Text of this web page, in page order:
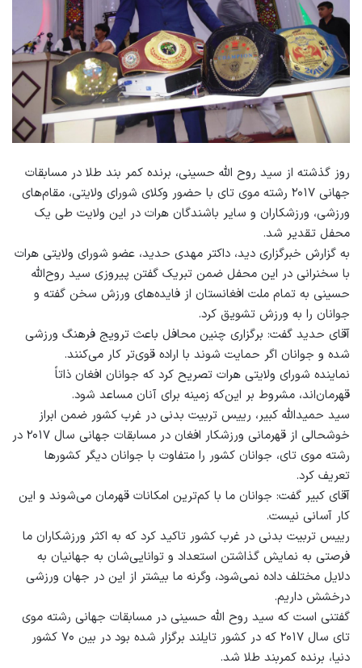
روز گذشته از سید روح الله حسینی، برنده کمر بند طلا در مسابقات
جهانی ۲۰۱۷ رشته موی تای با حضور وکلای شورای ولایتی، مقام‌های
ورزشی، ورزشکاران و سایر باشندگان هرات در این ولایت طی یک
محفل تقدیر شد.
به گزارش خبرگزاری دید، داکتر مهدی حدید، عضو شورای ولایتی هرات
با سخنرانی در این محفل ضمن تبریک گفتن پیروزی سید روح‌الله
حسینی به تمام ملت افغانستان از فایده‌های ورزش سخن گفته و
جوانان را به ورزش تشویق کرد.
آقای حدید گفت: برگزاری چنین محافل باعث ترویج فرهنگ ورزشی
شده و جوانان اگر حمایت شوند با اراده قوی‌تر کار می‌کنند.
نماینده شورای ولایتی هرات تصریح کرد که جوانان افغان ذاتاً
قهرمان‌اند، مشروط بر این‌که زمینه برای آنان مساعد شود.
سید حمیدالله کبیر، رییس تربیت بدنی در غرب کشور ضمن ابراز
خوشحالی از قهرمانی ورزشکار افغان در مسابقات جهانی سال ۲۰۱۷ در
رشته موی تای، جوانان کشور را متفاوت با جوانان دیگر کشورها
تعریف کرد.
آقای کبیر گفت: جوانان ما با کم‌ترین امکانات قهرمان می‌شوند و این
کار آسانی نیست.
رییس تربیت بدنی در غرب کشور تاکید کرد که به اکثر ورزشکاران ما
فرصتی به نمایش گذاشتن استعداد و توانایی‌شان به جهانیان به
دلایل مختلف داده نمی‌شود، وگرنه ما بیشتر از این در جهان ورزشی
درخشش داریم.
گفتنی است که سید روح الله حسینی در مسابقات جهانی رشته موی
تای سال ۲۰۱۷ که در کشور تایلند برگزار شده بود در بین ۷۰ کشور
دنیا، برنده کمربند طلا شد.